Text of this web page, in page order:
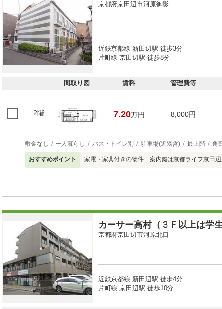
京都府京田辺市河原御影
近鉄京都線 新田辺駅 徒歩3分
片町線 京田辺駅 徒歩8分
間取り図 賃料 管理費等
2階 7.20万円 8,000円
敷金なし 一人暮らし バス・トイレ別 駐車場(近隣含) 最上階 角
おすすめポイント 家電・家具付きの物件 案内鍵は京都ライフ京田
カーサー高村（３Ｆ以上は学
京都府京田辺市河原北口
近鉄京都線 新田辺駅 徒歩4分
片町線 京田辺駅 徒歩10分